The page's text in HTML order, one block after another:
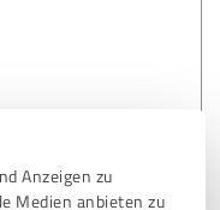
Anzeigen zu
Medien anbieten zu